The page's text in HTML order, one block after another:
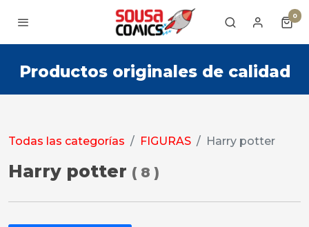
0
Productos originales de calidad
Todas las categorías FIGURAS Harry potter
Harry potter ( 8)